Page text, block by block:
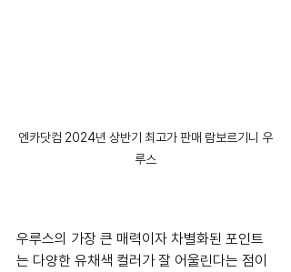
엔카닷컴 2024년 상반기 최고가 판매 람보르기니 우
루스
우루스의 가장 큰 매력이자 차별화된 포인트
는 다양한 유채색 컬러가 잘 어울린다는 점이